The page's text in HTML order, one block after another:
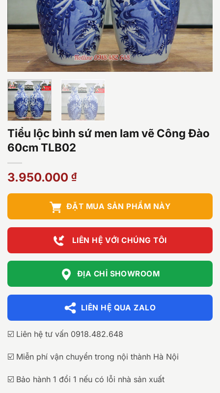
Tiểu lộc bình sứ men lam vẽ Công Đào
60cm TLB02
3.950.000 ₫
ĐẶT MUA SẢN PHẨM NÀY
LIÊN HỆ VỚI CHÚNG TÔI
ĐỊA CHỈ SHOWROOM
LIÊN HỆ QUA ZALO
☑️ Liên hệ tư vấn 0918.482.648
☑️ Miễn phí vận chuyển trong nội thành Hà Nội
☑️ Bảo hành 1 đổi 1 nếu có lỗi nhà sản xuất